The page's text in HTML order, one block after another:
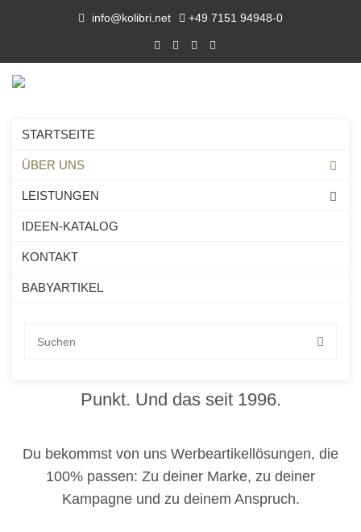
info@kolibri.net +49 7151 94948-0
STARTSEITE
ÜBER UNS
LEISTUNGEN
IDEEN-KATALOG
KONTAKT
BABYARTIKEL
KOLIBRI. DEINE
WERBEARTIKEL FAMILY.
Punkt. Und das seit 1996.
Du bekommst von uns Werbeartikellösungen, die
100% passen: Zu deiner Marke, zu deiner
Kampagne und zu deinem Anspruch.